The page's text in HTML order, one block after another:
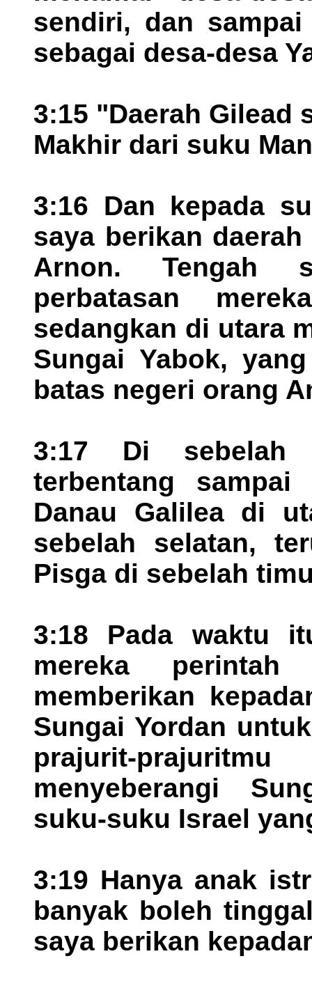
sendiri, dan
sebagai desa-desa
3:15 "Daerah Gilead
Makhir dari suku
3:16 Dan kepada
saya berikan
Arnon. Tengah
perbatasan
sedangkan di utara
Sungai Yabok,
batas negeri orang
3:17 Di sebelah
terbentang
Danau Galilea di
sebelah selatan,
Pisga di sebelah
3:18 Pada waktu
mereka
memberikan
Sungai Yordan
prajurit-
menyeberangi
suku-suku Israel
3:19 Hanya anak
banyak boleh
saya berikan